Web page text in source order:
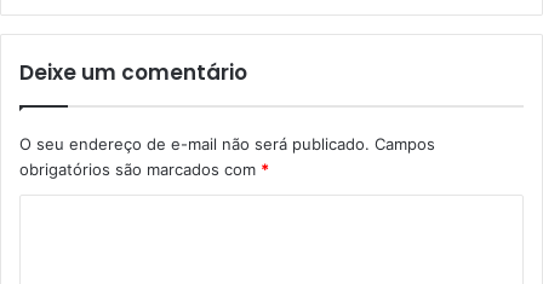
Deixe um comentário
O seu endereço de e-mail não será publicado. Campos
obrigatórios são marcados com *